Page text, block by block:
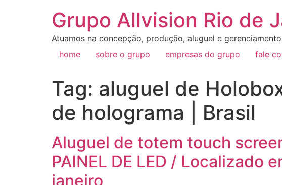
Grupo Allvision Rio de
Atuamos na concepção, produção, aluguel e
home
sobre o grupo empresas do grupo fale
Tag: aluguel de
de holograma | Brasil
Aluguel de totem touch
PAINEL DE LED / Localizado
janeiro